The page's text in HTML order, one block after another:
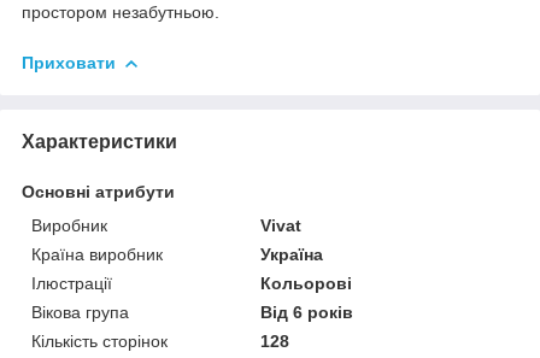
простором незабутньою.
Приховати
Характеристики
Основні атрибути
Виробник
Vivat
Країна виробник
Україна
Ілюстрації
Кольорові
Вікова група
Від 6 років
Кількість сторінок
128